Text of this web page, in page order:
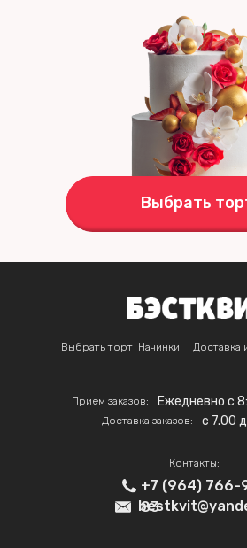
Выбрать
Контакты:
Выбрать торт Начинки Доставка
Прием заказов: Ежедневно с
Доставка заказов: c 7.00
+7 (964) 766-
83